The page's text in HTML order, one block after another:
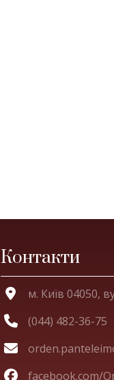
Контакти
м. Київ 04050,
(044) 482-36-75
facebook.com/